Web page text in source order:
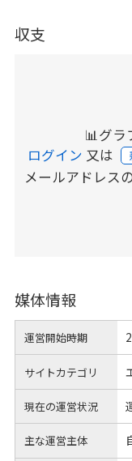
収支
📊グラ
ログイン 又は
メールアドレス
媒体情報
運営開始時期
サイトカテゴリ
現在の運営状況
主な運営主体